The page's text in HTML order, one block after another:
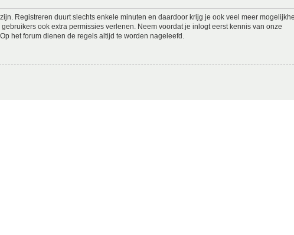
Registreren duurt slechts enkele minuten en daardoor krijg je ook veel meer
ook extra permissies verlenen. Neem voordat je inlogt eerst kennis van onze
het forum dienen de regels altijd te worden nageleefd.